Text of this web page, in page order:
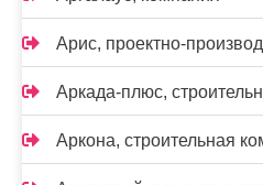
Арис, проектно-
Аркада-плюс,
Аркона, строительная